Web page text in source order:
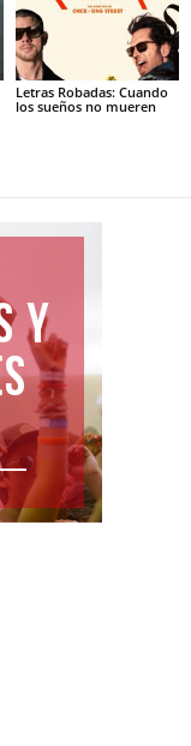
Letras Robadas: Cuando
los sueños no mueren